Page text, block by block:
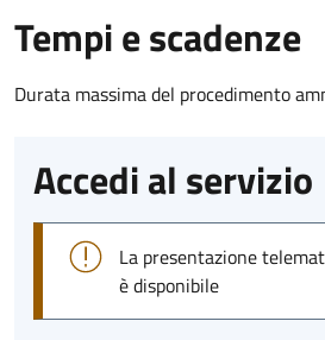
Tempi e scadenze
Durata massima del procedimento
Accedi al servizio
La presentazione
è disponibile